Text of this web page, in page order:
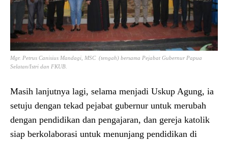
Mgr. Petrus Canisius Mandagi, MSC (tengah) bersama Pejabat Gubernur Papua
Selatan/Istri dan FKUB.
Masih lanjutnya lagi, selama menjadi Uskup Agung, ia
setuju dengan tekad pejabat gubernur untuk merubah
dengan pendidikan dan pengajaran, dan gereja katolik
siap berkolaborasi untuk menunjang pendidikan di